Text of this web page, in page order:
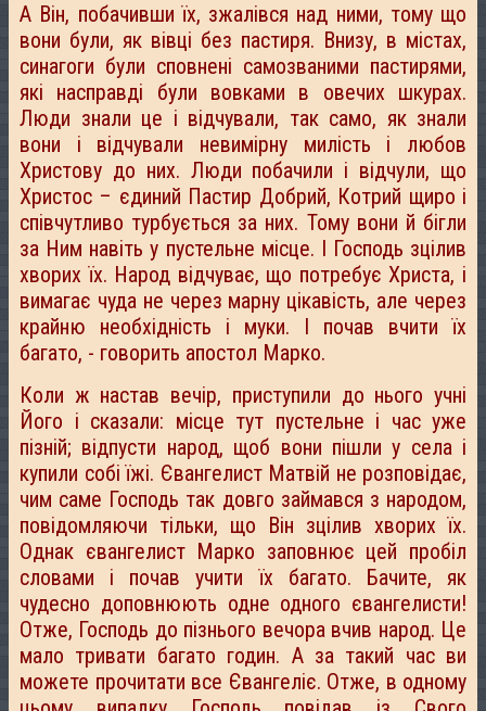
А Він, побачивши їх, зжалівся над ними, тому що
вони були, як вівці без пастиря. Внизу, в містах,
синагоги були сповнені самозваними пастирями,
які насправді були вовками в овечих шкурах.
Люди знали це і відчували, так само, як знали
вони і відчували невимірну милість і любов
Христову до них. Люди побачили і відчули, що
Христос – єдиний Пастир Добрий, Котрий щиро і
співчутливо турбується за них. Тому вони й бігли
за Ним навіть у пустельне місце. І Господь зцілив
хворих їх. Народ відчуває, що потребує Христа, і
вимагає чуда не через марну цікавість, але через
крайню необхідність і муки. І почав вчити їх
багато, - говорить апостол Марко.
Коли ж настав вечір, приступили до нього учні
Його і сказали: місце тут пустельне і час уже
пізній; відпусти народ, щоб вони пішли у села і
купили собі їжі. Євангелист Матвій не розповідає,
чим саме Господь так довго займався з народом,
повідомляючи тільки, що Він зцілив хворих їх.
Однак євангелист Марко заповнює цей пробіл
словами і почав учити їх багато. Бачите, як
чудесно доповнюють одне одного євангелисти!
Отже, Господь до пізнього вечора вчив народ. Це
мало тривати багато годин. А за такий час ви
можете прочитати все Євангеліє. Отже, в одному